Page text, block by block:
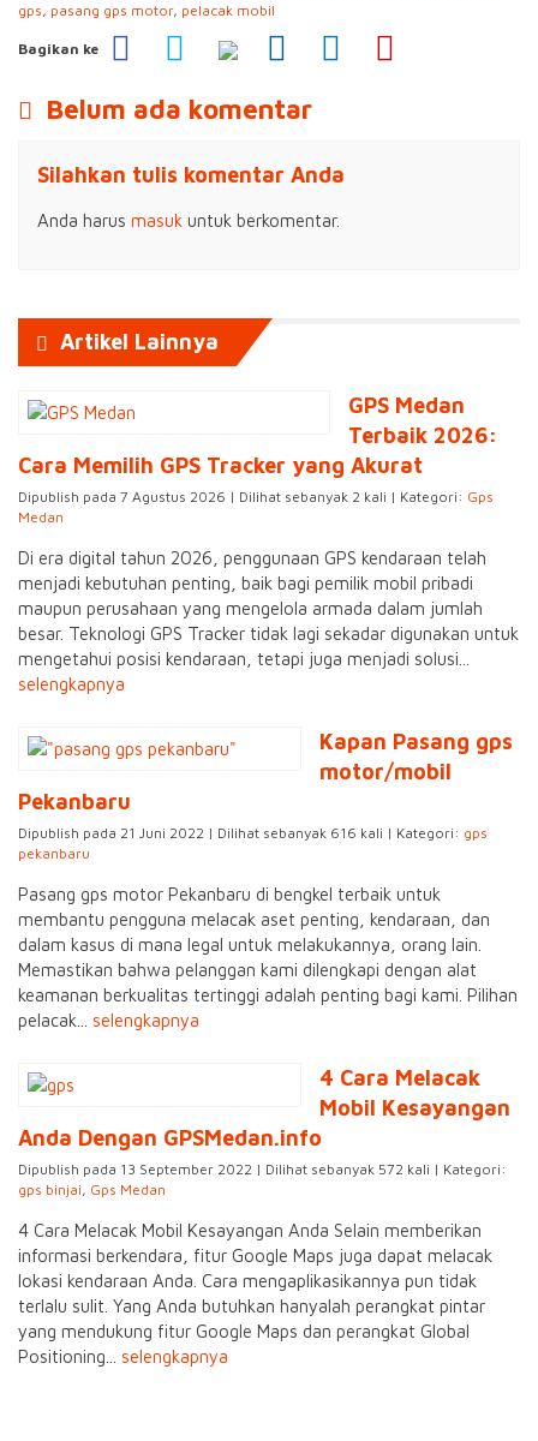
gps, pasang gps motor, pelacak mobil
Bagikan ke
Belum ada komentar
Silahkan tulis komentar Anda
Anda harus masuk untuk berkomentar.
Artikel Lainnya
GPS Medan
Terbaik 2026:
Cara Memilih GPS Tracker yang Akurat
Dipublish pada 7 Agustus 2026 | Dilihat sebanyak 2 kali | Kategori: Gps
Medan
Di era digital tahun 2026, penggunaan GPS kendaraan telah
menjadi kebutuhan penting, baik bagi pemilik mobil pribadi
maupun perusahaan yang mengelola armada dalam jumlah
besar. Teknologi GPS Tracker tidak lagi sekadar digunakan untuk
mengetahui posisi kendaraan, tetapi juga menjadi solusi...
selengkapnya
Kapan Pasang gps
motor/mobil
Pekanbaru
Dipublish pada 21 Juni 2022 | Dilihat sebanyak 616 kali | Kategori: gps
pekanbaru
Pasang gps motor Pekanbaru di bengkel terbaik untuk
membantu pengguna melacak aset penting, kendaraan, dan
dalam kasus di mana legal untuk melakukannya, orang lain.
Memastikan bahwa pelanggan kami dilengkapi dengan alat
keamanan berkualitas tertinggi adalah penting bagi kami. Pilihan
pelacak... selengkapnya
4 Cara Melacak
Mobil Kesayangan
Anda Dengan GPSMedan.info
Dipublish pada 13 September 2022 | Dilihat sebanyak 572 kali | Kategori:
gps binjai, Gps Medan
4 Cara Melacak Mobil Kesayangan Anda Selain memberikan
informasi berkendara, fitur Google Maps juga dapat melacak
lokasi kendaraan Anda. Cara mengaplikasikannya pun tidak
terlalu sulit. Yang Anda butuhkan hanyalah perangkat pintar
yang mendukung fitur Google Maps dan perangkat Global
Positioning... selengkapnya